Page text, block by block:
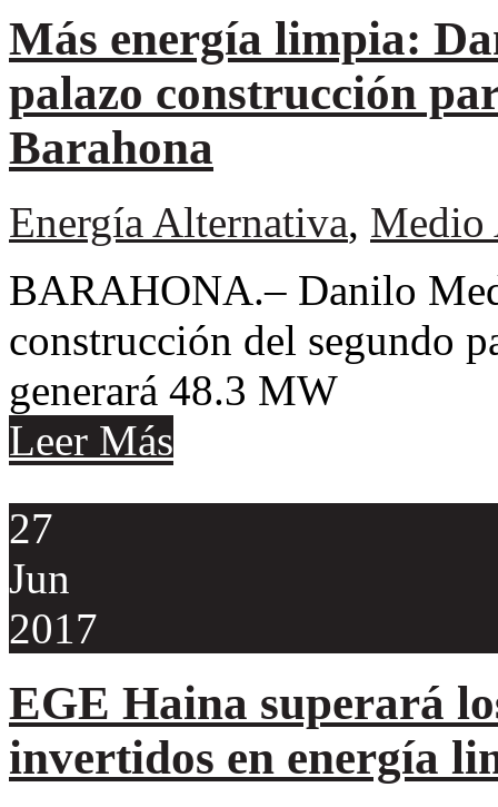
Más energía limpia:
palazo construcción
Barahona
Energía Alternativa, Medio
BARAHONA.– Danilo
construcción del segundo
generará 48.3 MW
Leer Más
27
Jun
2017
EGE Haina superará
invertidos en energía